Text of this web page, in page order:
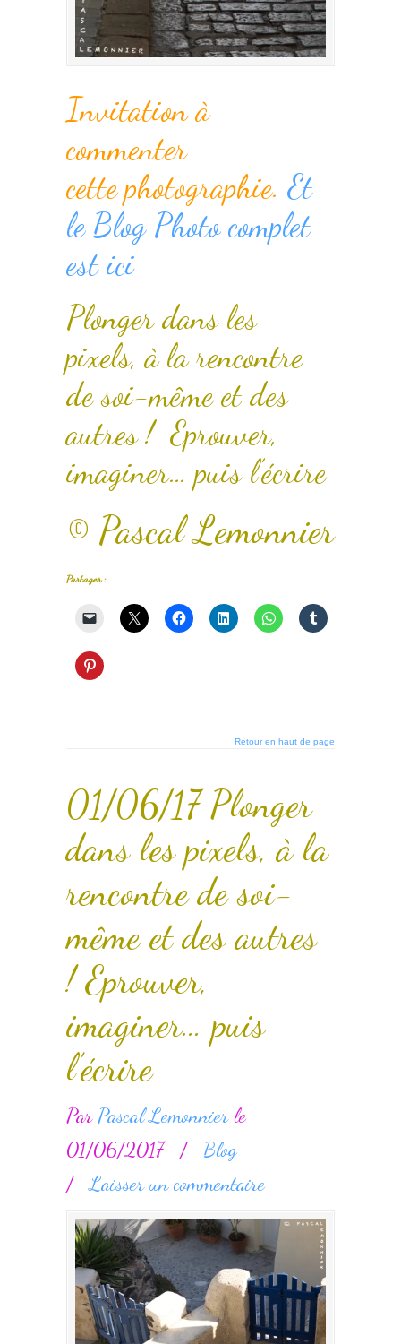
Invitation à
commenter
cette photographie. Et
le Blog Photo complet
est ici
Plonger dans les
pixels, à la rencontre
de soi-même et des
autres ! Eprouver,
imaginer… puis l’écrire
© Pascal Lemonnier
Partager :
Retour en haut de page
01/06/17 Plonger
dans les pixels, à la
rencontre de soi-
même et des autres
! Eprouver,
imaginer… puis
l’écrire
Par Pascal Lemonnierle
01/06/2017
/
Blog
/Laisser un commentaire